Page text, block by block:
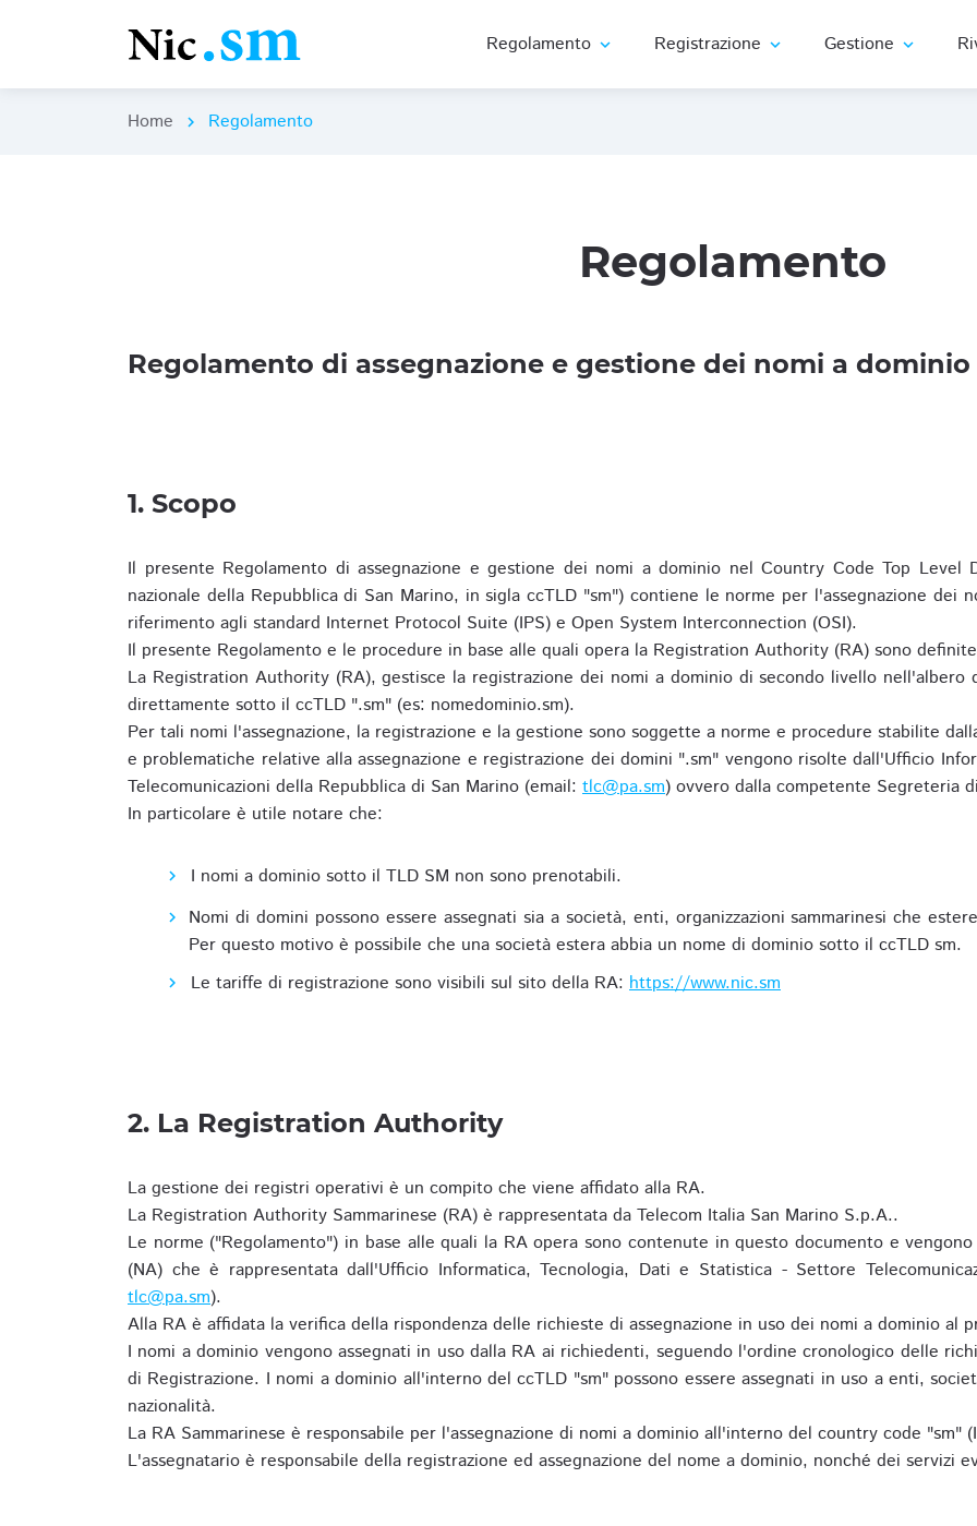
Regolamento expand_more Registrazione expand_more Gestione expand_more
Home chevron_right Regolamento
Regolamento
Regolamento di assegnazione e gestione dei nomi a dominio
1. Scopo
Il presente Regolamento di assegnazione e gestione dei nomi a dominio nel Country Code Top Level
nazionale della Repubblica di San Marino, in sigla ccTLD "sm") contiene le norme per l'assegnazione dei
riferimento agli standard Internet Protocol Suite (IPS) e Open System Interconnection (OSI).
Il presente Regolamento e le procedure in base alle quali opera la Registration Authority (RA) sono
La Registration Authority (RA), gestisce la registrazione dei nomi a dominio di secondo livello nell'albero
direttamente sotto il ccTLD ".sm" (es: nomedominio.sm).
Per tali nomi l'assegnazione, la registrazione e la gestione sono soggette a norme e procedure stabilite
e problematiche relative alla assegnazione e registrazione dei domini ".sm" vengono risolte dall'Ufficio
Telecomunicazioni della Repubblica di San Marino (email: tlc@pa.sm) ovvero dalla competente Segreteria
In particolare è utile notare che:
I nomi a dominio sotto il TLD SM non sono prenotabili.
Nomi di domini possono essere assegnati sia a società, enti, organizzazioni sammarinesi che
Per questo motivo è possibile che una società estera abbia un nome di dominio sotto il ccTLD sm.
Le tariffe di registrazione sono visibili sul sito della RA: https://www.nic.sm
2. La Registration Authority
La gestione dei registri operativi è un compito che viene affidato alla RA.
La Registration Authority Sammarinese (RA) è rappresentata da Telecom Italia San Marino S.p.A..
Le norme ("Regolamento") in base alle quali la RA opera sono contenute in questo documento e
(NA) che è rappresentata dall'Ufficio Informatica, Tecnologia, Dati e Statistica - Settore
tlc@pa.sm).
Alla RA è affidata la verifica della rispondenza delle richieste di assegnazione in uso dei nomi a dominio al
I nomi a dominio vengono assegnati in uso dalla RA ai richiedenti, seguendo l'ordine cronologico delle
di Registrazione. I nomi a dominio all'interno del ccTLD "sm" possono essere assegnati in uso a enti,
nazionalità.
La RA Sammarinese è responsabile per l'assegnazione di nomi a dominio all'interno del country code "sm"
L'assegnatario è responsabile della registrazione ed assegnazione del nome a dominio, nonché dei servizi